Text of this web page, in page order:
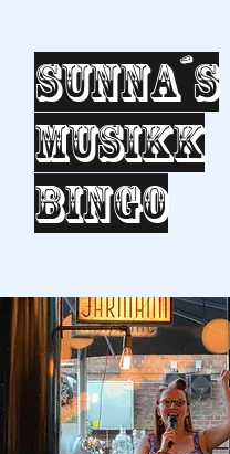
Sunna´s
Musikk
bingo